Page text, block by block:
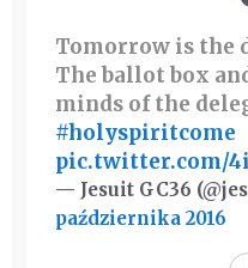
Tomorrow is the
The ballot box
minds of the
#holyspiritcome
pic.twitter.com/
— Jesuit GC36
października 2016